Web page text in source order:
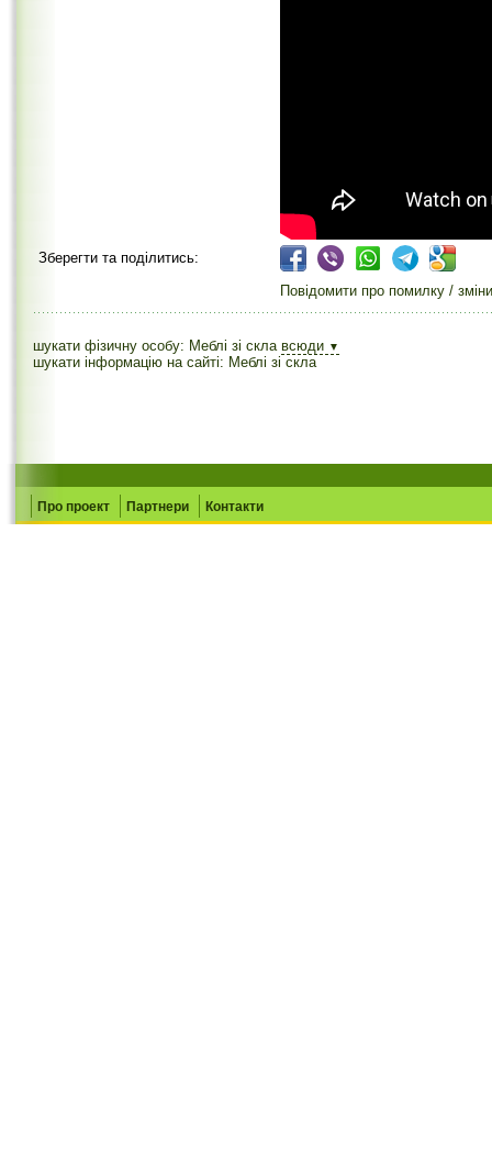
Зберегти та поділитись:
Повідомити про помилку / зміни
шукати фізичну особу: Меблі зі скла всюди ▼
шукати інформацію на сайті: Меблі зі скла
Про проект Партнери Контакти